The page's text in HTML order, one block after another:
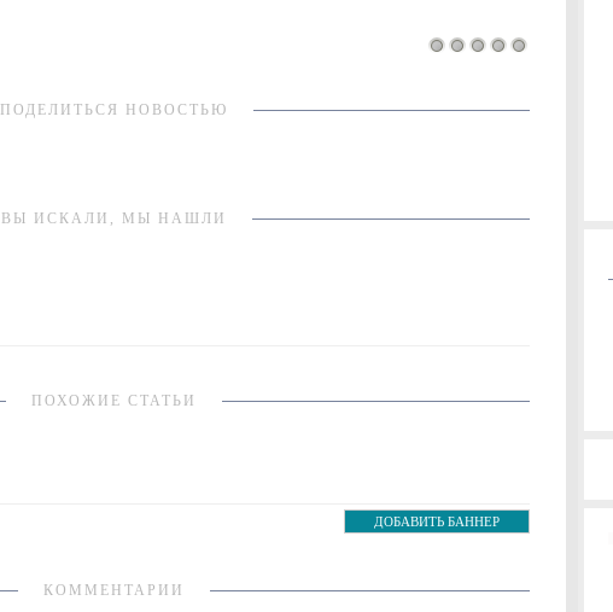
ПОДЕЛИТЬСЯ НОВОСТЬЮ
ВЫ ИСКАЛИ, МЫ НАШЛИ
ПОХОЖИЕ СТАТЬИ
ДОБАВИТЬ БАННЕР
КОММЕНТАРИИ